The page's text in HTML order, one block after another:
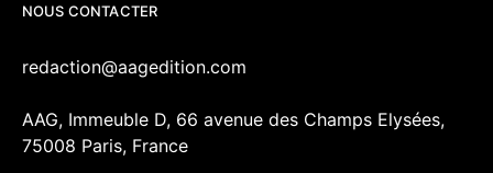
NOUS CONTACTER
redaction@aagedition.com
AAG, Immeuble D, 66 avenue des Champs Elysées,
75008 Paris, France